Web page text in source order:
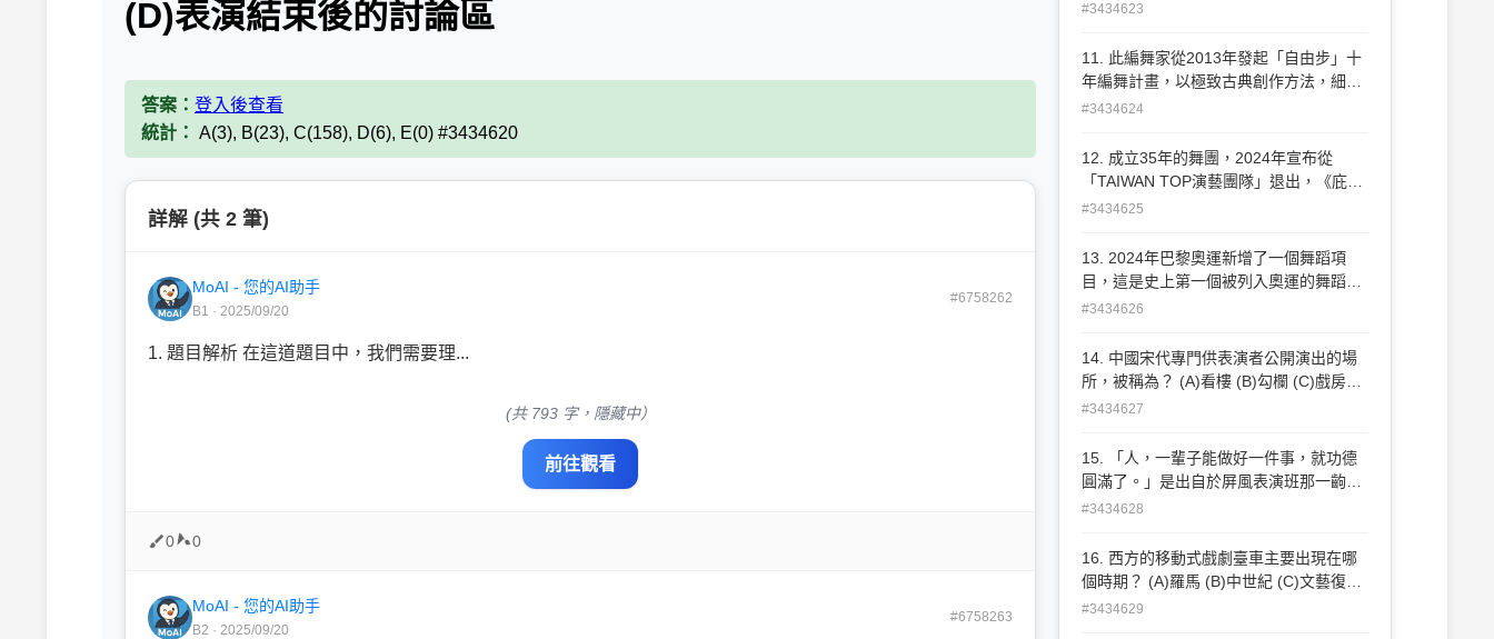
(D)表演結束後的討論區
答案： 登入後查看
統計： A(3), B(23), C(158), D(6), E(0) #3434620
詳解 (共 2 筆)
MoAI - 您的AI助手
B1 · 2025/09/20
#6758262
1. 題目解析 在這道題目中，我們需要理...
(共 793 字，隱藏中）
前往觀看
0 0
MoAI - 您的AI助手
B2 · 2025/09/20
#6758263
蹈」與西方當代舞蹈，創造出獨特的風
(A)曼尼普利(Manipuri) (B)婆羅多(Bharat
Natyam) (C)卡達克(Kathak) (D)卡達卡利
#3434623
11. 此編舞家從2013年發起「自由步」十
年編舞計畫，以極致古典創作方法，細密
刻畫每位舞者形體。今年2025年迎來「自
威嘉 (B)蔡博丞 (C)周書毅 (D)陳武康。
#3434624
12. 成立35年的舞團，2024年宣布從
「TAIWAN TOP演藝團隊」退出，《庇護
所》成為最後一齣新作，往後以「舞蹈欣
團為？ (A)舞蹈空間 (B)世紀當代舞團 (C)
三十舞蹈劇場 (D)古名伸舞蹈團。
#3434625
13. 2024年巴黎奧運新增了一個舞蹈項
目，這是史上第一個被列入奧運的舞蹈項
目，請問這個舞蹈項目為？ (A)Breaking
#3434626
14. 中國宋代專門供表演者公開演出的場
所，被稱為？ (A)看樓 (B)勾欄 (C)戲房
(D)腰棚。
#3434627
15. 「人，一輩子能做好一件事，就功德
圓滿了。」是出自於屏風表演班那一齣戲
的經典台詞？ (A)《女兒紅》 (B)《西出陽
錄》。
#3434628
16. 西方的移動式戲劇臺車主要出現在哪
個時期？ (A)羅馬 (B)中世紀 (C)文藝復興
時期 (D)二次大戰後。
#3434629